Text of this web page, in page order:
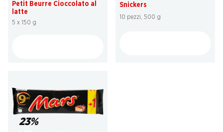
Petit Beurre Cioccolato al
latte
5 x 150 g
Snickers
10 pezzi, 500 g
23%